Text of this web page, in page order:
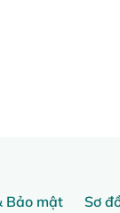
Bảo mật Sơ